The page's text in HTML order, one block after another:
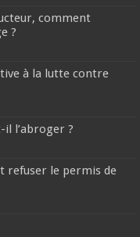
comment
?
à la lutte contre
il l’abroger ?
refuser le permis de